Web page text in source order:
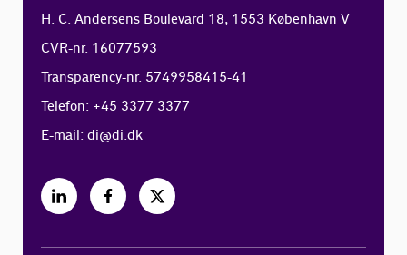
H. C. Andersens Boulevard 18, 1553 København V
CVR-nr. 16077593
Transparency-nr. 5749958415-41
Telefon: +45 3377 3377
E-mail:di@di.dk